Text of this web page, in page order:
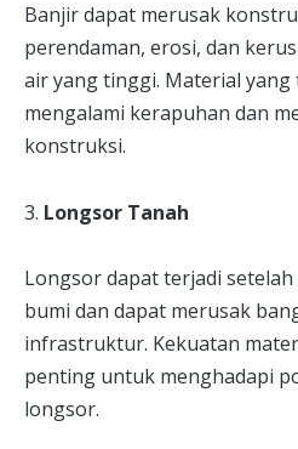
Banjir dapat merusak
perendaman, erosi, dan
air yang tinggi. Material
mengalami kerapuhan dan
konstruksi.
3. Longsor Tanah
Longsor dapat terjadi
bumi dan dapat merusak
infrastruktur. Kekuatan
penting untuk menghadapi
longsor.